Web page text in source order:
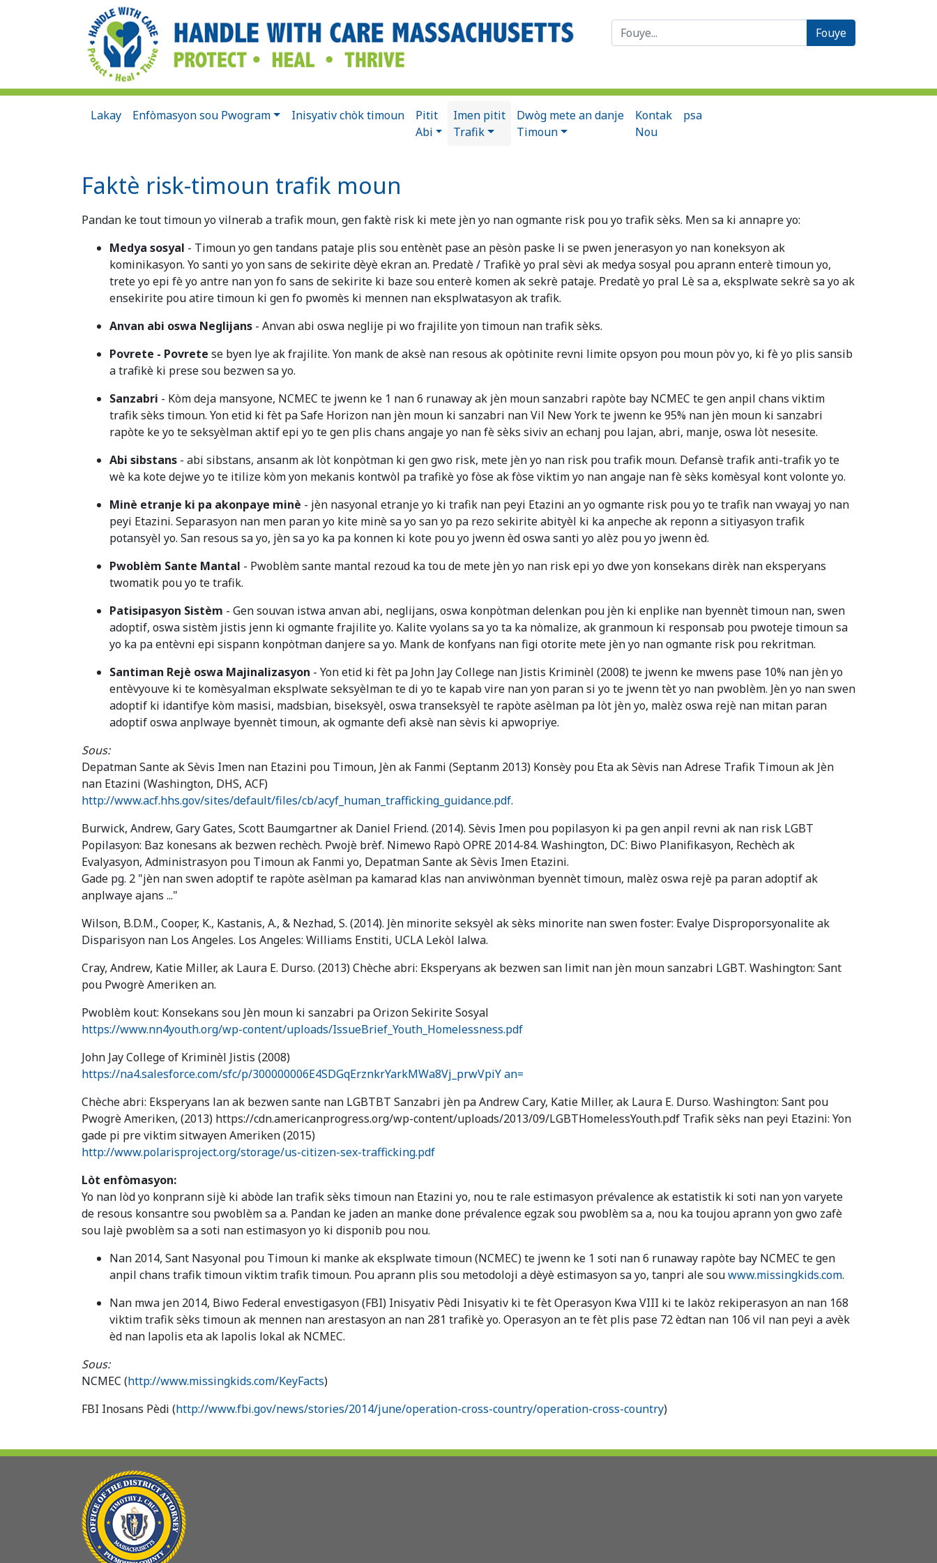
Chèche:
Lakay Enfòmasyon sou Pwogram Inisyativ chòk timoun
Pitit
Abi
Imen pitit
Trafik
Dwòg mete an danje
Timoun
Kontak
Nou
psa
Faktè risk-timoun trafik moun
Pandan ke tout timoun yo vilnerab a trafik moun, gen faktè risk ki mete jèn yo nan ogmante risk pou yo trafik sèks. Men sa ki annapre yo:
Medya sosyal - Timoun yo gen tandans pataje plis sou entènèt pase an pèsòn paske li se pwen jenerasyon yo nan koneksyon ak
kominikasyon. Yo santi yo yon sans de sekirite dèyè ekran an. Predatè / Trafikè yo pral sèvi ak medya sosyal pou aprann enterè timoun yo,
trete yo epi fè yo antre nan yon fo sans de sekirite ki baze sou enterè komen ak sekrè pataje. Predatè yo pral Lè sa a, eksplwate sekrè sa yo ak
ensekirite pou atire timoun ki gen fo pwomès ki mennen nan eksplwatasyon ak trafik.
Anvan abi oswa Neglijans - Anvan abi oswa neglije pi wo frajilite yon timoun nan trafik sèks.
Povrete - Povrete se byen lye ak frajilite. Yon mank de aksè nan resous ak opòtinite revni limite opsyon pou moun pòv yo, ki fè yo plis sansib
a trafikè ki prese sou bezwen sa yo.
Sanzabri - Kòm deja mansyone, NCMEC te jwenn ke 1 nan 6 runaway ak jèn moun sanzabri rapòte bay NCMEC te gen anpil chans viktim
trafik sèks timoun. Yon etid ki fèt pa Safe Horizon nan jèn moun ki sanzabri nan Vil New York te jwenn ke 95% nan jèn moun ki sanzabri
rapòte ke yo te seksyèlman aktif epi yo te gen plis chans angaje yo nan fè sèks siviv an echanj pou lajan, abri, manje, oswa lòt nesesite.
Abi sibstans - abi sibstans, ansanm ak lòt konpòtman ki gen gwo risk, mete jèn yo nan risk pou trafik moun. Defansè trafik anti-trafik yo te
wè ka kote dejwe yo te itilize kòm yon mekanis kontwòl pa trafikè yo fòse ak fòse viktim yo nan angaje nan fè sèks komèsyal kont volonte yo.
Minè etranje ki pa akonpaye minè - jèn nasyonal etranje yo ki trafik nan peyi Etazini an yo ogmante risk pou yo te trafik nan vwayaj yo nan
peyi Etazini. Separasyon nan men paran yo kite minè sa yo san yo pa rezo sekirite abityèl ki ka anpeche ak reponn a sitiyasyon trafik
potansyèl yo. San resous sa yo, jèn sa yo ka pa konnen ki kote pou yo jwenn èd oswa santi yo alèz pou yo jwenn èd.
Pwoblèm Sante Mantal - Pwoblèm sante mantal rezoud ka tou de mete jèn yo nan risk epi yo dwe yon konsekans dirèk nan eksperyans
twomatik pou yo te trafik.
Patisipasyon Sistèm - Gen souvan istwa anvan abi, neglijans, oswa konpòtman delenkan pou jèn ki enplike nan byennèt timoun nan, swen
adoptif, oswa sistèm jistis jenn ki ogmante frajilite yo. Kalite vyolans sa yo ta ka nòmalize, ak granmoun ki responsab pou pwoteje timoun sa
yo ka pa entèvni epi sispann konpòtman danjere sa yo. Mank de konfyans nan figi otorite mete jèn yo nan ogmante risk pou rekritman.
Santiman Rejè oswa Majinalizasyon - Yon etid ki fèt pa John Jay College nan Jistis Kriminèl (2008) te jwenn ke mwens pase 10% nan jèn yo
entèvyouve ki te komèsyalman eksplwate seksyèlman te di yo te kapab vire nan yon paran si yo te jwenn tèt yo nan pwoblèm. Jèn yo nan swen
adoptif ki idantifye kòm masisi, madsbian, biseksyèl, oswa transeksyèl te rapòte asèlman pa lòt jèn yo, malèz oswa rejè nan mitan paran
adoptif oswa anplwaye byennèt timoun, ak ogmante defi aksè nan sèvis ki apwopriye.
Sous:
Depatman Sante ak Sèvis Imen nan Etazini pou Timoun, Jèn ak Fanmi (Septanm 2013) Konsèy pou Eta ak Sèvis nan Adrese Trafik Timoun ak Jèn
nan Etazini (Washington, DHS, ACF)
http://www.acf.hhs.gov/sites/default/files/cb/acyf_human_trafficking_guidance.pdf.
Burwick, Andrew, Gary Gates, Scott Baumgartner ak Daniel Friend. (2014). Sèvis Imen pou popilasyon ki pa gen anpil revni ak nan risk LGBT
Popilasyon: Baz konesans ak bezwen rechèch. Pwojè brèf. Nimewo Rapò OPRE 2014-84. Washington, DC: Biwo Planifikasyon, Rechèch ak
Evalyasyon, Administrasyon pou Timoun ak Fanmi yo, Depatman Sante ak Sèvis Imen Etazini.
Gade pg. 2 "jèn nan swen adoptif te rapòte asèlman pa kamarad klas nan anviwònman byennèt timoun, malèz oswa rejè pa paran adoptif ak
anplwaye ajans ..."
Wilson, B.D.M., Cooper, K., Kastanis, A., & Nezhad, S. (2014). Jèn minorite seksyèl ak sèks minorite nan swen foster: Evalye Disproporsyonalite ak
Disparisyon nan Los Angeles. Los Angeles: Williams Enstiti, UCLA Lekòl lalwa.
Cray, Andrew, Katie Miller, ak Laura E. Durso. (2013) Chèche abri: Eksperyans ak bezwen san limit nan jèn moun sanzabri LGBT. Washington: Sant
pou Pwogrè Ameriken an.
Pwoblèm kout: Konsekans sou Jèn moun ki sanzabri pa Orizon Sekirite Sosyal
https://www.nn4youth.org/wp-content/uploads/IssueBrief_Youth_Homelessness.pdf
John Jay College of Kriminèl Jistis (2008)
https://na4.salesforce.com/sfc/p/300000006E4SDGqErznkrYarkMWa8Vj_prwVpiY an=
Chèche abri: Eksperyans lan ak bezwen sante nan LGBTBT Sanzabri jèn pa Andrew Cary, Katie Miller, ak Laura E. Durso. Washington: Sant pou
Pwogrè Ameriken, (2013) https://cdn.americanprogress.org/wp-content/uploads/2013/09/LGBTHomelessYouth.pdf Trafik sèks nan peyi Etazini: Yon
gade pi pre viktim sitwayen Ameriken (2015)
http://www.polarisproject.org/storage/us-citizen-sex-trafficking.pdf
Lòt enfòmasyon:
Yo nan lòd yo konprann sijè ki abòde lan trafik sèks timoun nan Etazini yo, nou te rale estimasyon prévalence ak estatistik ki soti nan yon varyete
de resous konsantre sou pwoblèm sa a. Pandan ke jaden an manke done prévalence egzak sou pwoblèm sa a, nou ka toujou aprann yon gwo zafè
sou lajè pwoblèm sa a soti nan estimasyon yo ki disponib pou nou.
Nan 2014, Sant Nasyonal pou Timoun ki manke ak eksplwate timoun (NCMEC) te jwenn ke 1 soti nan 6 runaway rapòte bay NCMEC te gen
anpil chans trafik timoun viktim trafik timoun. Pou aprann plis sou metodoloji a dèyè estimasyon sa yo, tanpri ale souwww.missingkids.com.
Nan mwa jen 2014, Biwo Federal envestigasyon (FBI) Inisyativ Pèdi Inisyativ ki te fèt Operasyon Kwa VIII ki te lakòz rekiperasyon an nan 168
viktim trafik sèks timoun ak mennen nan arestasyon an nan 281 trafikè yo. Operasyon an te fèt plis pase 72 èdtan nan 106 vil nan peyi a avèk
èd nan lapolis eta ak lapolis lokal ak NCMEC.
Sous:
NCMEC (http://www.missingkids.com/KeyFacts)
FBI Inosans Pèdi (http://www.fbi.gov/news/stories/2014/june/operation-cross-country/operation-cross-country)